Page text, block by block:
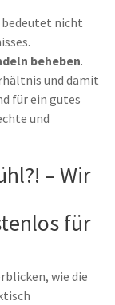
bedeutet nicht
beheben.
und damit
für ein gutes
und
– Wir
für
wie die